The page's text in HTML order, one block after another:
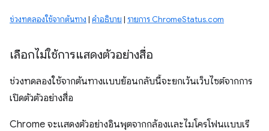
ช่วงทดลองใช้จากต้นทาง | คำอธิบาย | รายการ ChromeStatus.com
เลือกไม่ใช้การแสดงตัวอย่างสื่อ
ช่วงทดลองใช้จากต้นทางแบบย้อนกลับนี้จะยกเว้นเว็บไซต์จากการ
เปิดตัวตัวอย่างสื่อ
Chrome จะแสดงตัวอย่างอินพุตจากกล้องและไมโครโฟนแบบเรี